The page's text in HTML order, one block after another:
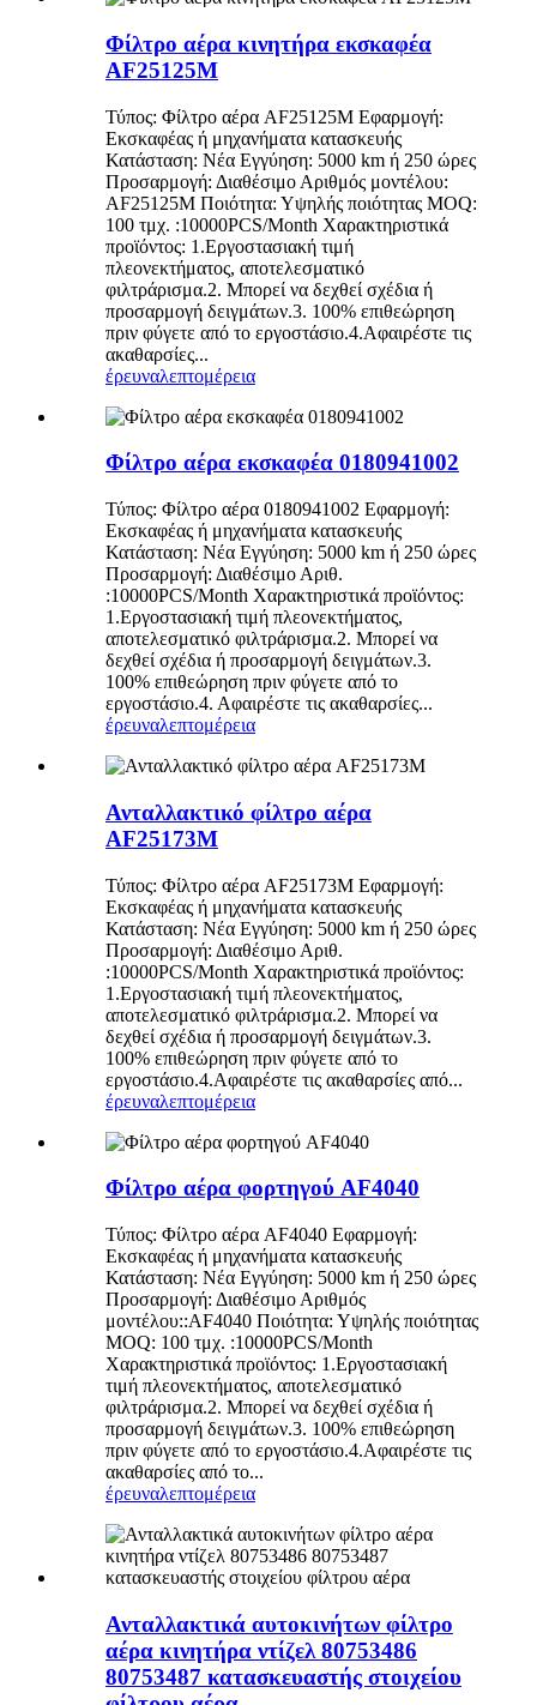
Φίλτρο αέρα κινητήρα εκσκαφέα
AF25125M
Τύπος: Φίλτρο αέρα AF25125M Εφαρμογή:
Εκσκαφέας ή μηχανήματα κατασκευής
Κατάσταση: Νέα Εγγύηση: 5000 km ή 250 ώρες
Προσαρμογή: Διαθέσιμο Αριθμός μοντέλου:
AF25125M Ποιότητα: Υψηλής ποιότητας MOQ:
100 τμχ. :10000PCS/Month Χαρακτηριστικά
προϊόντος: 1.Εργοστασιακή τιμή
πλεονεκτήματος, αποτελεσματικό
φιλτράρισμα.2. Μπορεί να δεχθεί σχέδια ή
προσαρμογή δειγμάτων.3. 100% επιθεώρηση
πριν φύγετε από το εργοστάσιο.4.Αφαιρέστε τις
ακαθαρσίες...
έρευναλεπτομέρεια
Φίλτρο αέρα εκσκαφέα 0180941002
Τύπος: Φίλτρο αέρα 0180941002 Εφαρμογή:
Εκσκαφέας ή μηχανήματα κατασκευής
Κατάσταση: Νέα Εγγύηση: 5000 km ή 250 ώρες
Προσαρμογή: Διαθέσιμο Αριθ.
:10000PCS/Month Χαρακτηριστικά προϊόντος:
1.Εργοστασιακή τιμή πλεονεκτήματος,
αποτελεσματικό φιλτράρισμα.2. Μπορεί να
δεχθεί σχέδια ή προσαρμογή δειγμάτων.3.
100% επιθεώρηση πριν φύγετε από το
εργοστάσιο.4. Αφαιρέστε τις ακαθαρσίες...
έρευναλεπτομέρεια
Ανταλλακτικό φίλτρο αέρα
AF25173M
Τύπος: Φίλτρο αέρα AF25173M Εφαρμογή:
Εκσκαφέας ή μηχανήματα κατασκευής
Κατάσταση: Νέα Εγγύηση: 5000 km ή 250 ώρες
Προσαρμογή: Διαθέσιμο Αριθ.
:10000PCS/Month Χαρακτηριστικά προϊόντος:
1.Εργοστασιακή τιμή πλεονεκτήματος,
αποτελεσματικό φιλτράρισμα.2. Μπορεί να
δεχθεί σχέδια ή προσαρμογή δειγμάτων.3.
100% επιθεώρηση πριν φύγετε από το
εργοστάσιο.4.Αφαιρέστε τις ακαθαρσίες από...
έρευναλεπτομέρεια
Φίλτρο αέρα φορτηγού AF4040
Τύπος: Φίλτρο αέρα AF4040 Εφαρμογή:
Εκσκαφέας ή μηχανήματα κατασκευής
Κατάσταση: Νέα Εγγύηση: 5000 km ή 250 ώρες
Προσαρμογή: Διαθέσιμο Αριθμός
μοντέλου::AF4040 Ποιότητα: Υψηλής ποιότητας
MOQ: 100 τμχ. :10000PCS/Month
Χαρακτηριστικά προϊόντος: 1.Εργοστασιακή
τιμή πλεονεκτήματος, αποτελεσματικό
φιλτράρισμα.2. Μπορεί να δεχθεί σχέδια ή
προσαρμογή δειγμάτων.3. 100% επιθεώρηση
πριν φύγετε από το εργοστάσιο.4.Αφαιρέστε τις
ακαθαρσίες από το...
έρευναλεπτομέρεια
Ανταλλακτικά αυτοκινήτων φίλτρο
αέρα κινητήρα ντίζελ 80753486
80753487 κατασκευαστής στοιχείου